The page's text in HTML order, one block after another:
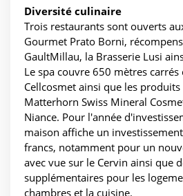
Diversité culinaire
Trois restaurants sont ouverts
Gourmet Prato Borni,
GaultMillau, la Brasserie Lusi
Le spa couvre 650 mètres
Cellcosmet ainsi que les
Matterhorn Swiss Mineral
Niance. Pour l'année
maison affiche un
francs, notamment pour un
avec vue sur le Cervin ainsi que
supplémentaires pour les
chambres et la cuisine.